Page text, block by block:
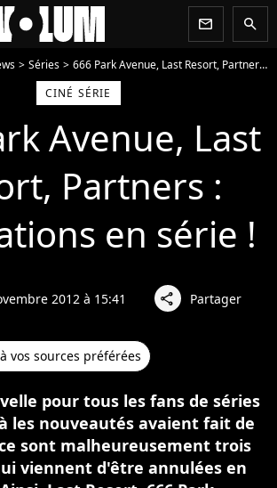
newsletter search
Séries
666 Park Avenue, Last Resort, Partners : annulations en série !
CINÉ SÉRIE
Avenue, Last
Partners :
en série !
2012 à 15:41 share Partager
vos sources préférées
pour tous les fans de séries
les nouveautés avaient fait de
sont malheureusement trois
viennent d'être annulées en